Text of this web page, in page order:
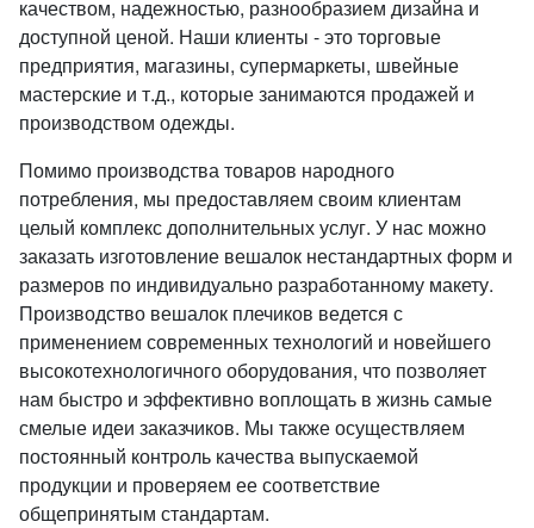
качеством, надежностью, разнообразием дизайна и
доступной ценой. Наши клиенты - это торговые
предприятия, магазины, супермаркеты, швейные
мастерские и т.д., которые занимаются продажей и
производством одежды.
Помимо производства товаров народного
потребления, мы предоставляем своим клиентам
целый комплекс дополнительных услуг. У нас можно
заказать изготовление вешалок нестандартных форм и
размеров по индивидуально разработанному макету.
Производство вешалок плечиков ведется с
применением современных технологий и новейшего
высокотехнологичного оборудования, что позволяет
нам быстро и эффективно воплощать в жизнь самые
смелые идеи заказчиков. Мы также осуществляем
постоянный контроль качества выпускаемой
продукции и проверяем ее соответствие
общепринятым стандартам.